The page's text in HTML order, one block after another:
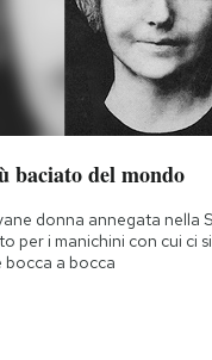
baciato del mondo
donna annegata nella
per i manichini con cui ci
bocca a bocca